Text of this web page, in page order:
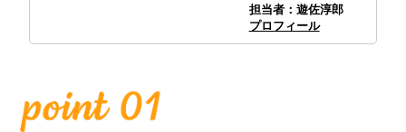
担当者：遊佐淳郎
プロフィール